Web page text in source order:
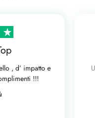
, d’ impatto e
!!!